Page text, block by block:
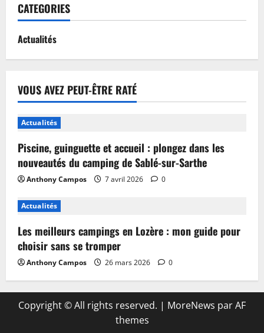
CATEGORIES
Actualités
VOUS AVEZ PEUT-ÊTRE RATÉ
Actualités
Piscine, guinguette et accueil : plongez dans les
nouveautés du camping de Sablé-sur-Sarthe
Anthony Campos 7 avril 2026 0
Actualités
Les meilleurs campings en Lozère : mon guide pour
choisir sans se tromper
Anthony Campos 26 mars 2026 0
Copyright © All rights reserved. | MoreNews par AF
themes